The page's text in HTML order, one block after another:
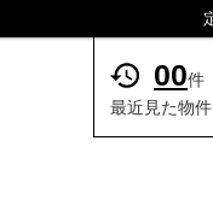
00件
最近見た物件